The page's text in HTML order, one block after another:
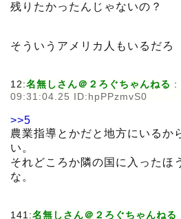
残りたかったんじゃないの？
そういうアメリカ人もいるだろ
12:名無しさん＠２ろぐちゃんねる :
09:31:04.25 ID:hpPPzmvS0
>>5
農業指導とかだと地方にいるか
い。
それどころか隣の国に入ったほ
な。
141:名無しさん＠２ろぐちゃんねる